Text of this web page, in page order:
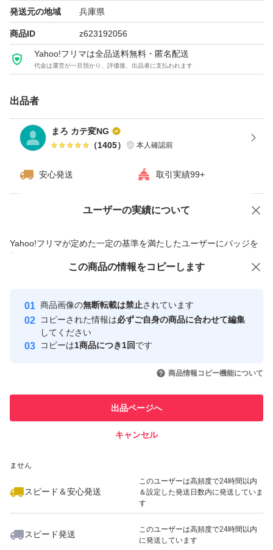
発送元の地域 兵庫県
商品ID z623192056
Yahoo!フリマは全品送料無料・匿名配送
代金は運営が一旦預かり、評価後、出品者に支払われます
出品者
まろ カテ変NG
（1405） 本人確認前
安心発送 取引実績99+
ユーザーの実績について
Yahoo!フリマが定めた一定の基準を満たしたユーザーにバッジを
付与しています
安心取引出品者
心・安全なユーザーです
取引実績
引を完了させた実績があります
での取引実績があります
ません
スピード＆安心発送
このユーザーは高頻度で24時間以内
＆設定した発送日数内に発送していま
す
スピード発送
このユーザーは高頻度で24時間以内
に発送しています
価格の相談 商品への質問
この商品の情報をコピーします
商品画像の無断転載は禁止されています
コピーされた情報は必ずご自身の商品に合わせて編集
してください
コピーは1商品につき1回です
商品情報コピー機能について
出品ページへ
キャンセル
この商品をみている人にオススメ
いいね！
950